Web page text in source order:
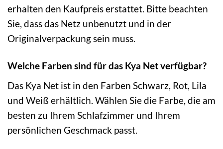
erhalten den Kaufpreis erstattet. Bitte beachten
Sie, dass das Netz unbenutzt und in der
Originalverpackung sein muss.
Welche Farben sind für das Kya Net verfügbar?
Das Kya Net ist in den Farben Schwarz, Rot, Lila
und Weiß erhältlich. Wählen Sie die Farbe, die am
besten zu Ihrem Schlafzimmer und Ihrem
persönlichen Geschmack passt.